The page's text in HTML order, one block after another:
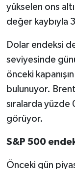
yükselen ons
değer kaybıyla
Dolar endeksi
seviyesinde
önceki
bulunuyor.
sıralarda yüzde
görüyor.
S&P 500
Önceki gün